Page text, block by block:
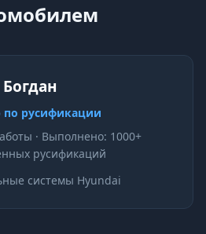
Богдан
по русификации
· Выполнено: 1000+
русификаций
системы Hyundai